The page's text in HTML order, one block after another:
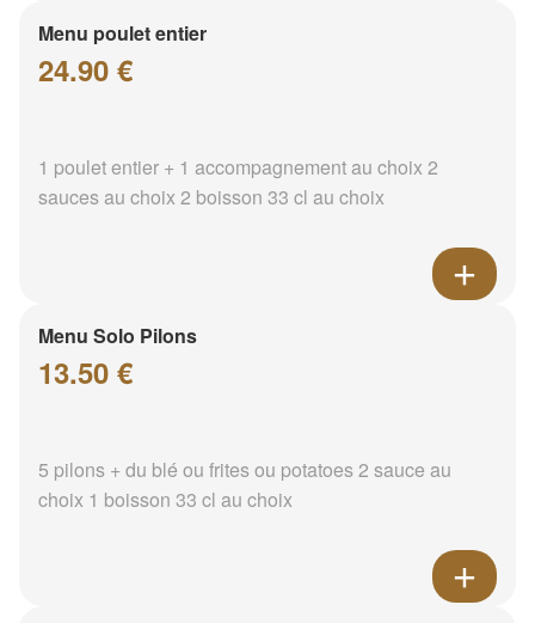
Menu poulet entier
24.90 €
1 poulet entier + 1 accompagnement au choix 2
sauces au choix 2 boisson 33 cl au choix
Menu Solo Pilons
13.50 €
5 pilons + du blé ou frites ou potatoes 2 sauce au
choix 1 boisson 33 cl au choix